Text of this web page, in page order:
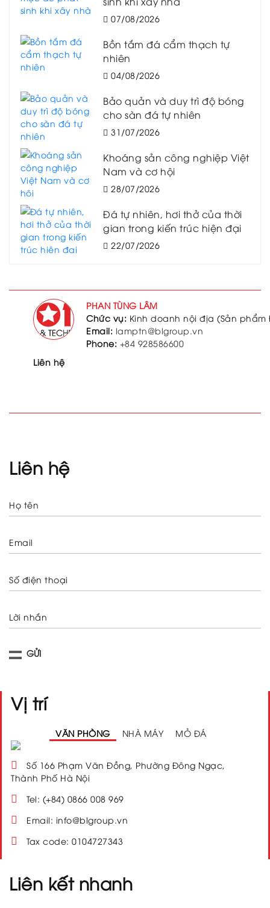
07/08/2026
Bồn tắm đá cẩm thạch tự
nhiên
04/08/2026
Bảo quản và duy trì độ bóng
cho sàn đá tự nhiên
31/07/2026
Khoáng sản công nghiệp Việt
Nam và cơ hội
28/07/2026
Đá tự nhiên, hơi thở của thời
gian trong kiến trúc hiện đại
22/07/2026
PHAN TÙNG LÂM
Chức vụ: Kinh doanh nội địa (Sản phẩm
Email: lamptn@blgroup.vn
Phone: +84 928586600
Liên hệ
Liên hệ
Họ tên
Email
Số điện thoại
Lời nhắn
Vị trí
VĂN PHÒNG NHÀ MÁY MỎ ĐÁ
Số 166 Phạm Văn Đồng, Phường Đông Ngạc,
Thành Phố Hà Nội
Tel: (+84) 0866 008 969
Email: info@blgroup.vn
Tax code: 0104727343
Liên kết nhanh